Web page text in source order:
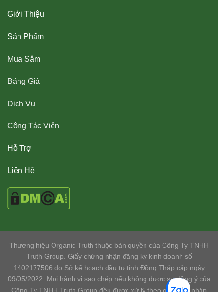
Giới Thiệu
Sản Phẩm
Mua Sắm
Bảng Giá
Dịch Vụ
Cộng Tác Viên
Hỗ Trợ
Liên Hệ
Thương hiệu Organic Truth thuộc bản quyền của Công Ty TNHH
Truth Group. Giấy chứng nhận đăng ký kinh doanh số
1402177506 do Sở kế hoạch đầu tư tỉnh Đồng Tháp cấp ngày
09/05/2022. Mọi hành vi sao chép nếu không được sự đồng ý của
Công Ty TNHH Truth Group đều được xử lý theo quy định pháp